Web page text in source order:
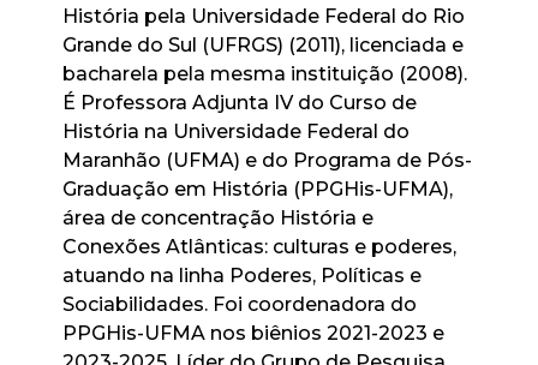
História pela Universidade Federal do Rio
Grande do Sul (UFRGS) (2011), licenciada e
bacharela pela mesma instituição (2008).
É Professora Adjunta IV do Curso de
História na Universidade Federal do
Maranhão (UFMA) e do Programa de Pós-
Graduação em História (PPGHis-UFMA),
área de concentração História e
Conexões Atlânticas: culturas e poderes,
atuando na linha Poderes, Políticas e
Sociabilidades. Foi coordenadora do
PPGHis-UFMA nos biênios 2021-2023 e